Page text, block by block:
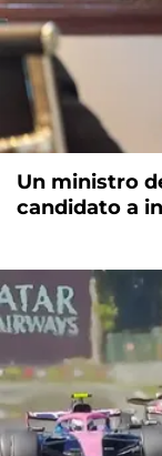
Un ministro
candidato a